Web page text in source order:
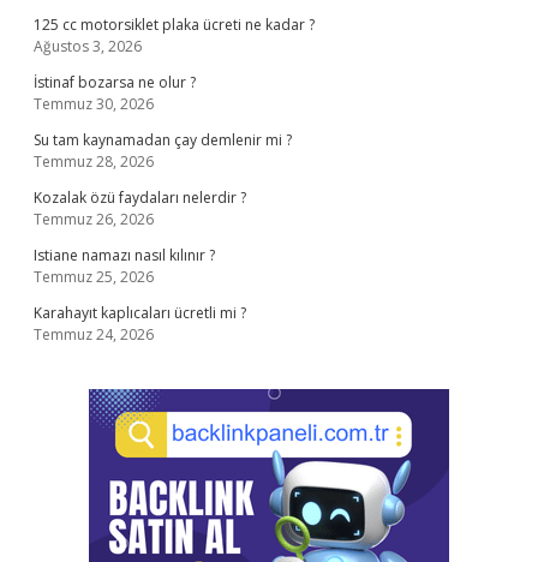
125 cc motorsiklet plaka ücreti ne kadar ?
Ağustos 3, 2026
İstinaf bozarsa ne olur ?
Temmuz 30, 2026
Su tam kaynamadan çay demlenir mi ?
Temmuz 28, 2026
Kozalak özü faydaları nelerdir ?
Temmuz 26, 2026
Istiane namazı nasıl kılınır ?
Temmuz 25, 2026
Karahayıt kaplıcaları ücretli mi ?
Temmuz 24, 2026